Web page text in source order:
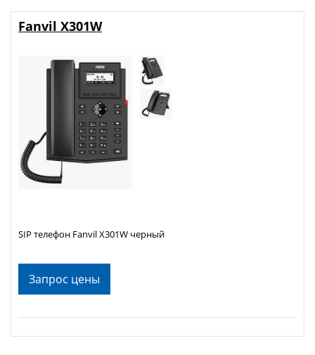
Запрос цены
Fanvil X301W
SIP телефон Fanvil X301W черный